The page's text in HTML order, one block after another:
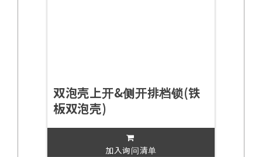
双泡壳上开&侧开排档锁(铁
板双泡壳)
加入询问清单